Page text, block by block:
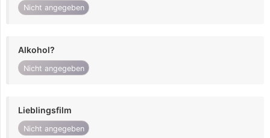
Nicht angegeben
Alkohol?
Nicht angegeben
Lieblingsfilm
Nicht angegeben